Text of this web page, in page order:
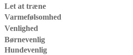
Let at træne
Varmefølsomhed
Venlighed
Børnevenlig
Hundevenlig